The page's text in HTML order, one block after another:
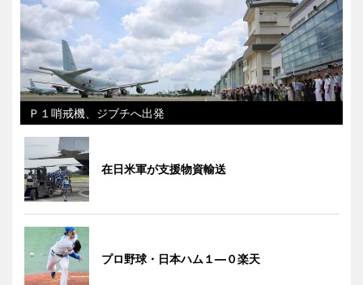
Ｐ１哨戒機、ジブチへ出発
在日米軍が支援物資輸送
プロ野球・日本ハム１―０楽天